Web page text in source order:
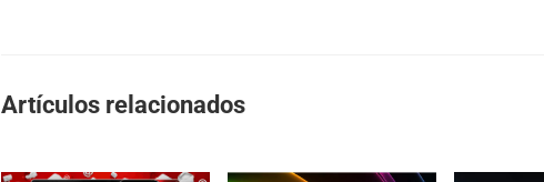
Artículos relacionados